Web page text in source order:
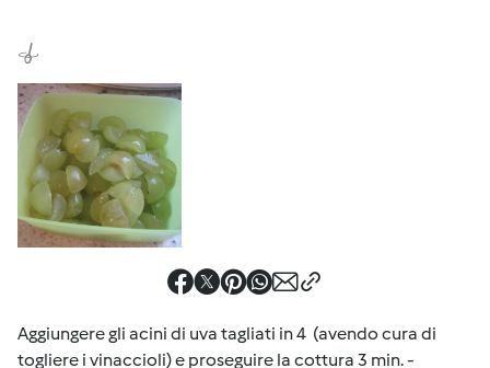
Aggiungere gli acini di uva tagliati in 4 (avendo cura di
togliere i vinaccioli) e proseguire la cottura 3 min. -